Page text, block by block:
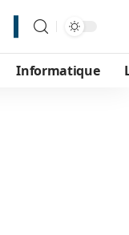
Informatique